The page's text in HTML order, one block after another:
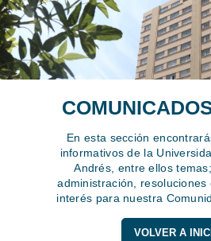
En esta sección
informativos de la
Andrés, entre ellos
administración, resoluciones
interés para nuestra
VOLVER A